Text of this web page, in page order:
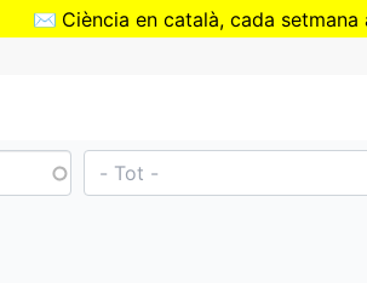
✉️ Ciència en català, cada setmana